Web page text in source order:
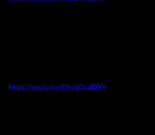
https://youtu.be/EXwqOJdf2XY